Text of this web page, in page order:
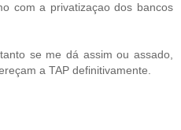
com a privatizaçao dos bancos
se me dá assim ou assado,
a TAP definitivamente.